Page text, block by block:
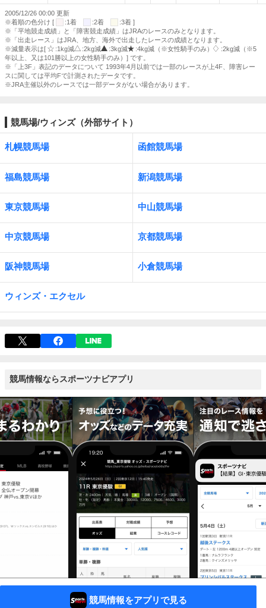
2005/12/26 00:00 更新
※着順の色分け [
:1着 :2着
:3着 ]
※「平地競走成績」と「障害競走成績」はJRAのレースのみとなります。
※「出走レース」はJRA、地方、海外で出走したレースの成績となります。
※減量表示は[
:1kg減 :2kg減 :3kg減 :4kg減（※女性騎手のみ）
:2kg減（※5
年以上、又は101勝以上の女性騎手のみ）] です。
※「上3F」表記のデータについて 1993年4月以前では一部のレースが上4F、障害レー
スに関しては平均Fで計測されたデータです。
※JRA主催以外のレースでは一部データがない場合があります。
競馬場/ウィンズ（外部サイト）
札幌競馬場 函館競馬場
福島競馬場 新潟競馬場
東京競馬場 中山競馬場
中京競馬場 京都競馬場
阪神競馬場 小倉競馬場
ウィンズ・エクセル
競馬情報ならスポーツナビアプリ
競馬情報をアプリで見る